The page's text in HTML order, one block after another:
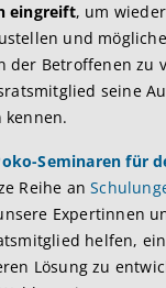
eingreift, um
und
der Betroffenen zu
seine
kennen.
Seminaren für
Reihe an
Expertinnen
helfen,
Lösung zu